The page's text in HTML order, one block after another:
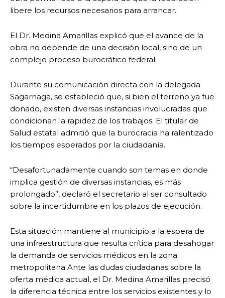
libere los recursos necesarios para arrancar.
El Dr. Medina Amarillas explicó que el avance de la
obra no depende de una decisión local, sino de un
complejo proceso burocrático federal.
Durante su comunicación directa con la delegada
Sagarnaga, se estableció que, si bien el terreno ya fue
donado, existen diversas instancias involucradas que
condicionan la rapidez de los trabajos. El titular de
Salud estatal admitió que la burocracia ha ralentizado
los tiempos esperados por la ciudadanía.
“Desafortunadamente cuando son temas en donde
implica gestión de diversas instancias, es más
prolongado”, declaró el secretario al ser consultado
sobre la incertidumbre en los plazos de ejecución.
Esta situación mantiene al municipio a la espera de
una infraestructura que resulta crítica para desahogar
la demanda de servicios médicos en la zona
metropolitana.Ante las dudas ciudadanas sobre la
oferta médica actual, el Dr. Medina Amarillas precisó
la diferencia técnica entre los servicios existentes y lo